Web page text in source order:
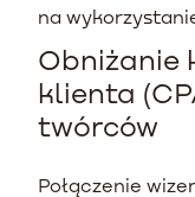
na
Obniżanie
klienta
twórców
Połączenie